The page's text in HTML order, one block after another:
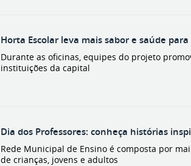
Horta Escolar leva mais sabor e saúde
Durante as oficinas, equipes do projeto
instituições da capital
Dia dos Professores: conheça histórias
Rede Municipal de Ensino é composta por
de crianças, jovens e adultos